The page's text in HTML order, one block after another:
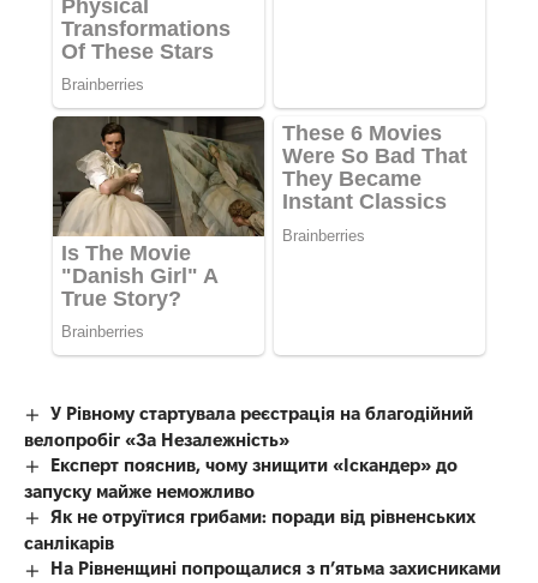
У Рівному стартувала реєстрація на благодійний
велопробіг «За Незалежність»
Експерт пояснив, чому знищити «Іскандер» до
запуску майже неможливо
Як не отруїтися грибами: поради від рівненських
санлікарів
На Рівненщині попрощалися з п’ятьма захисниками